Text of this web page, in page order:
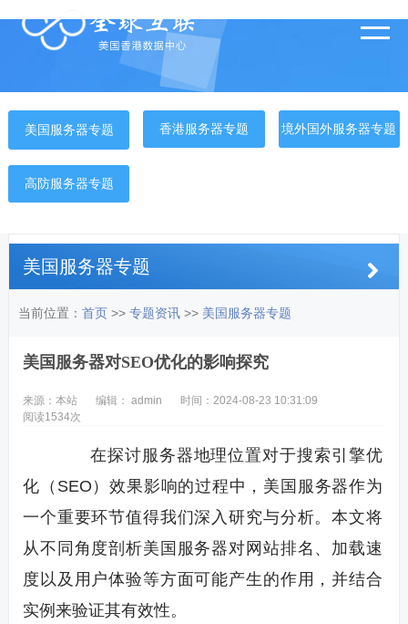
美国服务器专题 香港服务器专题 境外国外服务器专题
高防服务器专题
美国服务器专题
当前位置： 首页>> 专题资讯>> 美国服务器专题
美国服务器对SEO优化的影响探究
来源：本站 编辑： admin
时间：2024-08-23 10:31:09
阅读1534次
在探讨服务器地理位置对于搜索引擎优
化（SEO）效果影响的过程中，美国服务器作为
一个重要环节值得我们深入研究与分析。本文将
从不同角度剖析美国服务器对网站排名、加载速
度以及用户体验等方面可能产生的作用，并结合
实例来验证其有效性。